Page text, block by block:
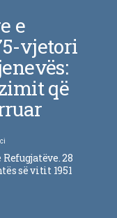
e
vjetori
që
28
së vitit 1951